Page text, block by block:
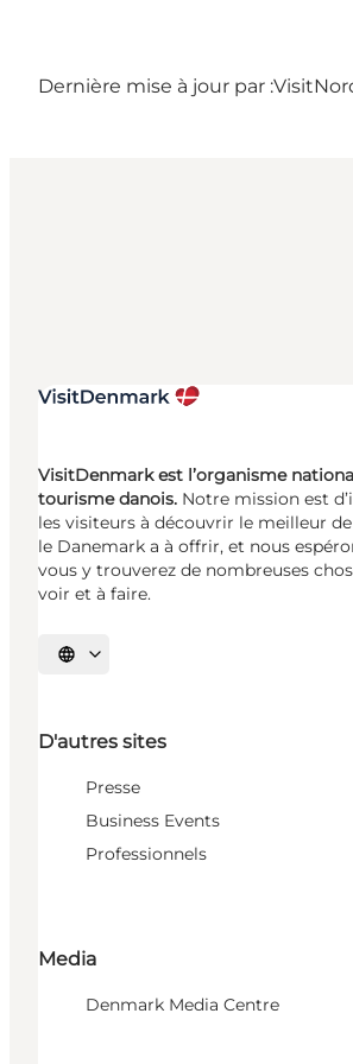
Dernière mise à jour par :
VisitDenmark est l’organisme
tourisme danois. Notre mission est
les visiteurs à découvrir le meilleur
le Danemark a à offrir, et nous
vous y trouverez de nombreuses
voir et à faire.
Choisissez la langue
D'autres sites
Presse
Business Events
Professionnels
Media
Denmark Media Centre